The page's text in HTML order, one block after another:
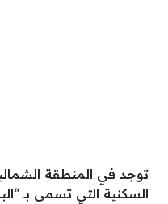
توجد في المنطقة
السكنية التي تسمى بـ